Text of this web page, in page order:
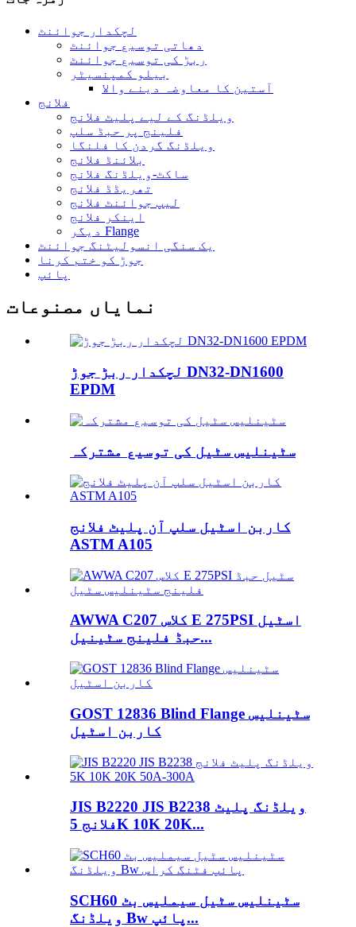
لچکدار جوائنٹ
دھاتی توسیع جوائنٹ
ربڑ کی توسیع جوائنٹ
بیلو کمپنسیٹر
آستین کا معاوضہ دینے والا
فلانج
ویلڈنگ کے لیے پلیٹ فلانج
فلینج پر حبڈ سلپ
ویلڈنگ گردن کا فلنگا
بلائنڈ فلانج
ساکٹ-ویلڈنگ فلانج
تھریڈڈ فلانج
لیپ جوائنٹ فلانج
اینکر فلانج
دیگر Flange
یک سنگی انسولیٹنگ جوائنٹ
جوڑ کو ختم کرنا
پائپ
نمایاں مصنوعات
لچکدار ربڑ جوڑ DN32-DN1600
EPDM
سٹینلیس سٹیل کی توسیع مشترکہ
کاربن اسٹیل سلپ آن پلیٹ فلانج
ASTM A105
AWWA C207 کلاس E 275PSI اسٹیل
حبڈ فلینج سٹینیل...
GOST 12836 Blind Flange سٹینلیس
کاربن اسٹیل
JIS B2220 JIS B2238 ویلڈنگ پلیٹ
فلانج 5K 10K 20K...
SCH60 سٹینلیس سٹیل سیملیس بٹ
ویلڈنگ Bw پائپ...